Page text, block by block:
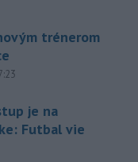
trénerom
je na
Futbal vie